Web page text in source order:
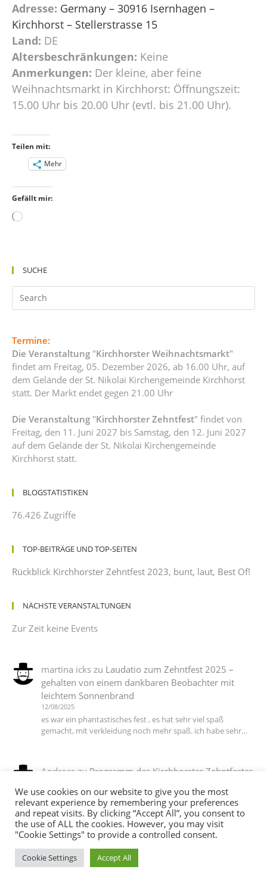
Adresse: Germany – 30916 Isernhagen –
Kirchhorst – Stellerstrasse 15
Land: DE
Altersbeschränkungen: Keine
Anmerkungen: Der kleine, aber feine
Weihnachtsmarkt in Kirchhorst: Öffnungszeit:
15.00 Uhr bis 20.00 Uhr (evtl. bis 21.00 Uhr).
Teilen mit:
Mehr
Gefällt mir:
Wird
SUCHE
Termine:
Die Veranstaltung "Kirchhorster Weihnachtsmarkt"
findet am Freitag, 05. Dezember 2026, ab 16.00 Uhr, auf
dem Gelände der St. Nikolai Kirchengemeinde Kirchhorst
statt. Der Markt endet gegen 21.00 Uhr
Die Veranstaltung "Kirchhorster Zehntfest" findet von
Freitag, den 11. Juni 2027 bis Samstag, den 12. Juni 2027
auf dem Gelände der St. Nikolai Kirchengemeinde
Kirchhorst statt.
BLOGSTATISTIKEN
76.426 Zugriffe
TOP-BEITRÄGE UND TOP-SEITEN
Rückblick Kirchhorster Zehntfest 2023, bunt, laut, Best Of!
NÄCHSTE VERANSTALTUNGEN
Zur Zeit keine Events
martina ickszu Laudatio zum Zehntfest 2025 –
gehalten von einem dankbaren Beobachter mit
leichtem Sonnenbrand
12/08/2025
es war ein phantastisches fest , es hat sehr viel spaß
gemacht, mit verkleidung noch mehr spaß. ich habe sehr…
Andreas zu Programm des Kirchhorster Zehntfestes
06/07/2025
DJ T Ein Dank an alle die dieses wieder möglich gemacht
haben :-))
martina icks zuDas Motto steht, die Planungen
We use cookies on our website to give you the most
relevant experience by remembering your preferences
and repeat visits. By clicking “Accept All”, you consent to
the use of ALL the cookies. However, you may visit
"Cookie Settings" to provide a controlled consent.
Cookie Settings Accept All